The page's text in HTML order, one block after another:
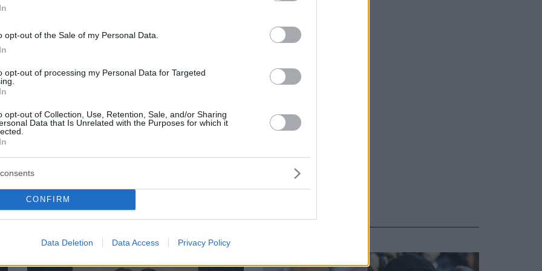
opt-out of the Sale of my Personal Data.
opt-out of processing my Personal Data for Targeted
opt-out of Collection, Use, Retention, Sale, and/or Sharing
Data that Is Unrelated with the Purposes for which it
CONFIRM
Data Deletion Data Access Privacy Policy
υπέστη
στρες
τα φώτα
κτίρια για
Θα παίρνει 17 εκατομμύρια τον
πριν 34 λεπτά
ΕΙΔΗΣΕΙΣ